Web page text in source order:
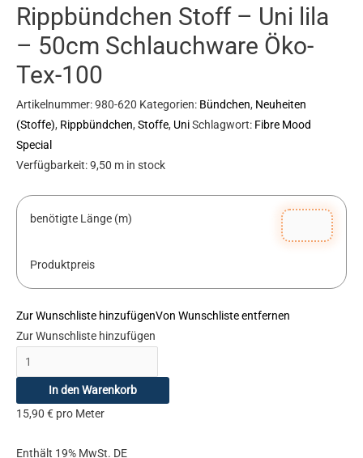
Rippbündchen Stoff – Uni lila
– 50cm Schlauchware Öko-
Tex-100
Artikelnummer:980-620 Kategorien: Bündchen, Neuheiten
(Stoffe), Rippbündchen, Stoffe, UniSchlagwort: Fibre Mood
Special
Verfügbarkeit:9,50 m in stock
benötigte Länge (m)
Produktpreis
Zur Wunschliste hinzufügenVon Wunschliste entfernen
Zur Wunschliste hinzufügen
In den Warenkorb
15,90 € pro Meter
Enthält 19% MwSt. DE